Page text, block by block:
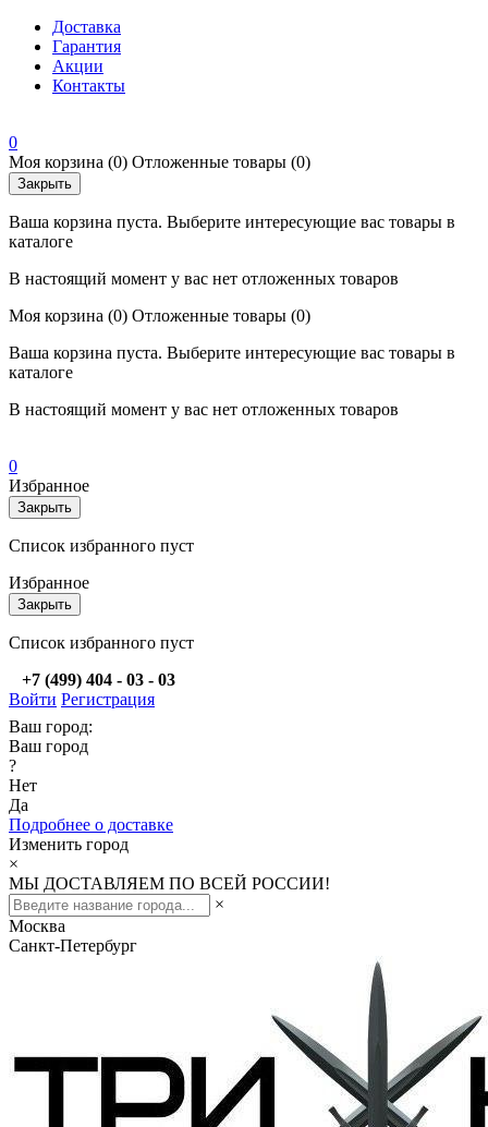
Доставка
Гарантия
Акции
Контакты
0
Моя корзина (0) Отложенные товары (0)
Закрыть
Ваша корзина пуста. Выберите интересующие вас товары в
каталоге
В настоящий момент у вас нет отложенных товаров
Моя корзина (0) Отложенные товары (0)
Ваша корзина пуста. Выберите интересующие вас товары в
каталоге
В настоящий момент у вас нет отложенных товаров
0
Избранное
Закрыть
Список избранного пуст
Избранное
Закрыть
Список избранного пуст
+7 (499) 404 - 03 - 03
Войти Регистрация
Ваш город:
Ваш город
?
Нет
Да
Подробнее о доставке
Изменить город
×
МЫ ДОСТАВЛЯЕМ ПО ВСЕЙ РОССИИ!
×
Москва
Санкт-Петербург